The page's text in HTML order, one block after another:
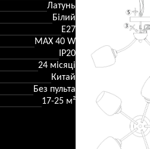
Латунь
Білий
E27
MAX 40 W
IP20
24 місяці
Китай
Без пульта
17-25 м²